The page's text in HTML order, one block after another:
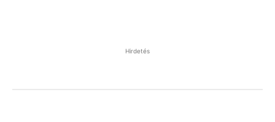
Hirdetés